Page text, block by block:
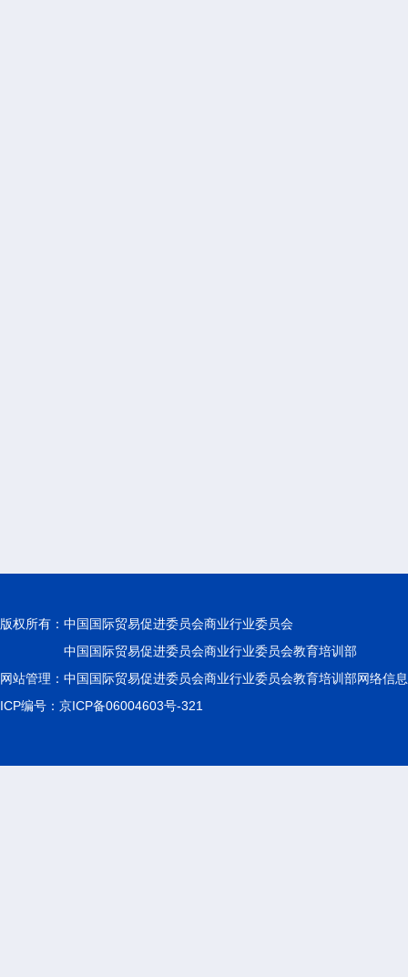
版权所有： 中国国际贸易促进委员会商业行业委员会
中国国际贸易促进委员会商业行业委员会教育培训部
网站管理：中国国际贸易促进委员会商业行业委员会教育培训部网络信
ICP编号：京ICP备06004603号-321